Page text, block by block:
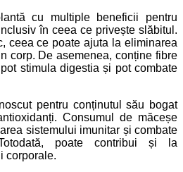
cu multiple beneficii pentru
în ceea ce privește slăbitul.
ceea ce poate ajuta la eliminarea
corp. De asemenea, conține fibre
stimula digestia și pot combate
pentru conținutul său bogat
Consumul de măceșe
sistemului imunitar și combate
poate contribui și la
corporale.